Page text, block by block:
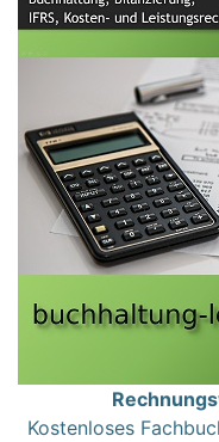
Kostenloses